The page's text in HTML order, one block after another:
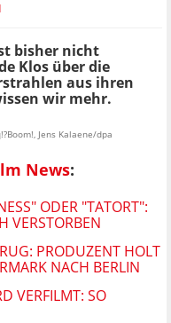
bisher nicht
Klos über die
aus ihren
wir mehr.
Jens Kalaene/dpa
News:
ODER "TATORT":
VERSTORBEN
PRODUZENT HOLT
NACH BERLIN
VERFILMT: SO